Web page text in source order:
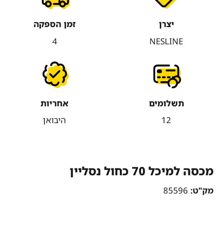
יצרן
NESLINE
זמן הספקה
תשלומים
12
אחריות
היבואן
מכסה למיכל 70 כחול נסליין
מק"ט:85596